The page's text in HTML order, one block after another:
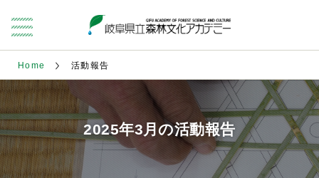
Home 活動報告
2025年3月の活動報告